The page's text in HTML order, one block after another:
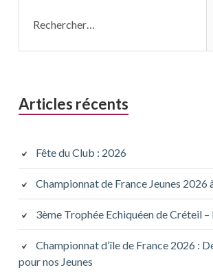
Articles récents
Fête du Club : 2026
Championnat de France Jeunes 2026
3ème Trophée Echiquéen de Créteil –
Championnat d’île de France 2026 :
pour nos Jeunes